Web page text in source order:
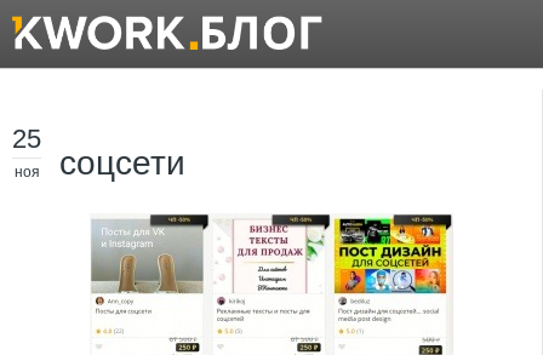
25
ноя соцсети